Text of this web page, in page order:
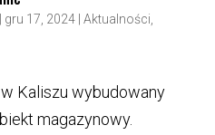
| gru 17, 2024| Aktualności
Kaliszu wybudowany
magazynowy.